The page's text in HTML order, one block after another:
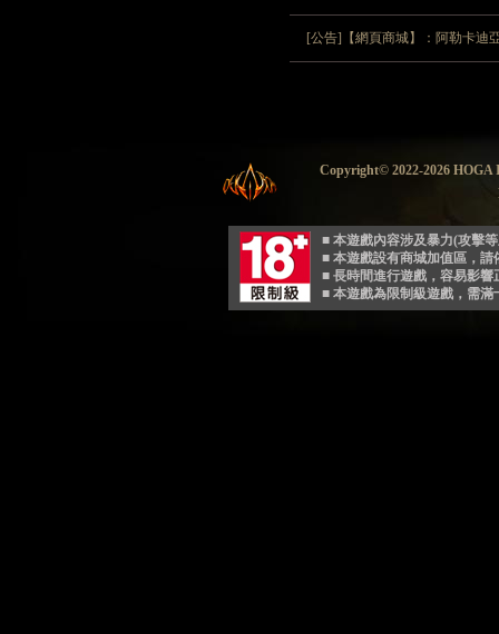
[公告]【網頁商城】：阿勒卡迪
Copyright© 2022-2026
■ 本遊戲內容涉及暴力(攻擊
■ 本遊戲設有商城加值區，
■ 長時間進行遊戲，容易影
■ 本遊戲為限制級遊戲，需